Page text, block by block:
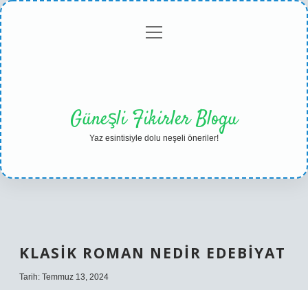
Gizlilikmenüyü
Güneşli Fikirler Blogu
Yaz esintisiyle dolu neşeli öneriler!
KLASIK ROMAN NEDIR EDEBIYAT
Tarih: Temmuz 13, 2024